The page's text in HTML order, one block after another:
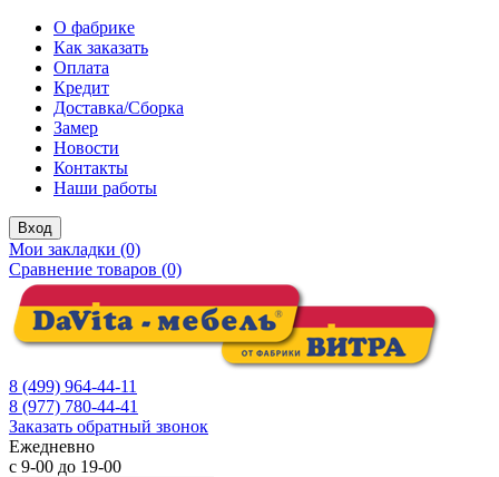
О фабрике
Как заказать
Оплата
Кредит
Доставка/Сборка
Замер
Новости
Контакты
Наши работы
Вход
Мои закладки (0)
Сравнение товаров (0)
8 (499) 964-44-11
8 (977) 780-44-41
Заказать обратный звонок
Ежедневно
с 9-00 до 19-00